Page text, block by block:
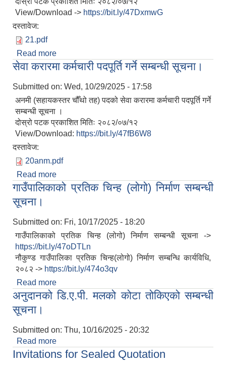
View/Download -> https://bit.ly/47DxmwG
दस्तावेज:
21.pdf
Read more
परामर्शकर्ता (पाँचौँ तह) पदको सेवा करारमा कर्मचारी पदपूर्ति
गर्ने सम्बन्धी सूचना ।
सेवा करारमा कर्मचारी पदपूर्ति गर्ने सम्बन्धी सूचना।
Submitted on: Wed, 10/29/2025 - 17:58
अनमी (सहायकस्तर चौँथो तह) पदको सेवा करारमा कर्मचारी पदपूर्ति गर्ने
सम्बन्धी सूचना ।
दोस्रो पटक प्रकाशित मितिः २०८२/०७/१२
View/Download: https://bit.ly/47fB6W8
दस्तावेज:
20anm.pdf
Read more
गाउँपालिकाको प्रतिक चिन्ह (लोगो) निर्माण सम्बन्धी
सूचना।
Submitted on: Fri, 10/17/2025 - 18:20
गाउँपालिकाको प्रतिक चिन्ह (लोगो) निर्माण सम्बन्धी सूचना ->
https://bit.ly/47oDTLn
नौकुण्ड गाउँपालिका प्रतिक चिन्ह(लोगो) निर्माण सम्बन्धि कार्यविधि,
२०८२ -> https://bit.ly/474o3qv
Read more
सूचना।
अनुदानको डि.ए.पी. मलको कोटा तोकिएको सम्बन्धी
सूचना।
Submitted on: Thu, 10/16/2025 - 20:32
Read more
सूचना।
Invitations for Sealed Quotation